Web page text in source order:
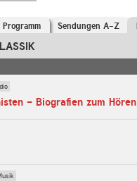
Programm Sendungen A-Z
- Biografien zum Hören